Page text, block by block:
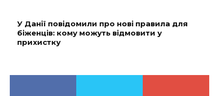
У Данії повідомили про нові правила для
біженців: кому можуть відмовити у
прихистку